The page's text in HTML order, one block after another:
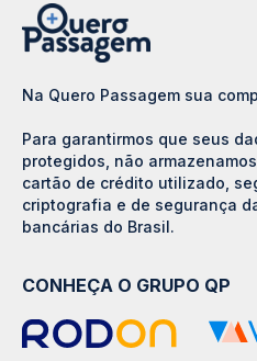
Na Quero Passagem sua
Para garantirmos que seus
protegidos, não
cartão de crédito utilizado,
criptografia e de segurança
bancárias do Brasil.
CONHEÇA O GRUPO QP